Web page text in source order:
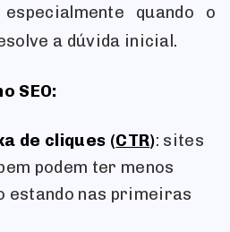
quando o
a dúvida inicial.
SEO:
de cliques (CTR): sites
podem ter menos
estando nas primeiras